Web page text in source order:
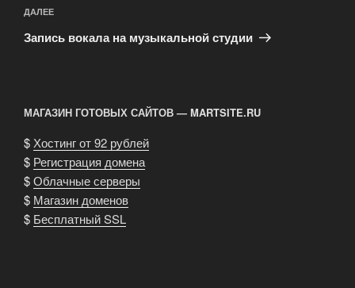
Следующая
запись
ДАЛЕЕ
Запись вокала на музыкальной студии
МАГАЗИН ГОТОВЫХ САЙТОВ — MARTSITE.RU
$Хостинг от 92 рублей
$ Регистрация домена
$Облачные серверы
$ Магазин доменов
$ Бесплатный SSL